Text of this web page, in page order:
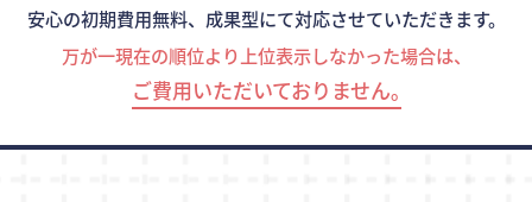
安心の初期費用無料、成果型にて対応させていただきます。
万が一現在の順位より上位表示しなかった場合は、
ご費用いただいておりません｡